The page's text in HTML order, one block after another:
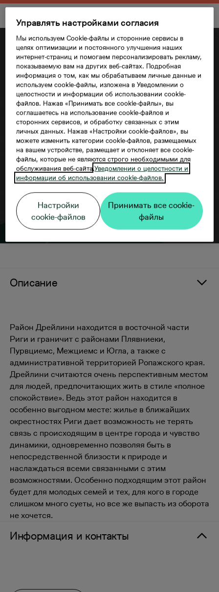
Согласие третьего лица
Описание
Pайон Дрейлини находится в восточной части
Риги и граничит с районами Плявниеки,
Пурвциемс, Межциемс и Югла, а также с
административной территорией Ропажского края.
Дрейлини считаются очень перспективным местом
для людей, предпочитающих жить в стиле «полное
спокойствие». Ведь этот район находится в
особенно выгодном месте: жилье в ближайших
окрестностях Риги дает возможность не терять
связь с происходящим в центре города и чувство
динамики, одновременно позволяя быть в
непосредственной близости к природе и
наслаждаться всеми связанными с этим
возможностями. Особенно подходящим этот район
будет для молодых семей и тех, для кого в городе
слишком много суеты, но все же выпасть из оборота
не хочется.
Информация и контакты
Управлять настройками согласия
Мы используем Cookie-файлы и сторонние сервисы в
целях оптимизации и постоянного улучшения наших
интернет-страниц и помогаем персонализировать рекламу,
показываемую вам на других веб-сайтах. Подробная
информация о том, как мы обрабатываем личные данные и
используем cookie-файлы, изложена в Уведомлении о
целостности и информации об использовании cookie-
файлов. Нажав «Принимать все cookie-файлы», вы
соглашаетесь на использование cookie-файлов и
сторонних сервисов, и обработку связанных с этим
личных данных. Нажав «Настройки cookie-файлов», вы
можете изменить категории cookie-файлов, размещаемых
на вашем устройстве, размещает и отклоняет все cookie-
файлы, которые не являются строго необходимыми для
обслуживания веб-сайта.Уведомлении о целостности и
информации об использовании cookie-файлов.
Настройки
cookie-файлов
Принимать все cookie-
файлы